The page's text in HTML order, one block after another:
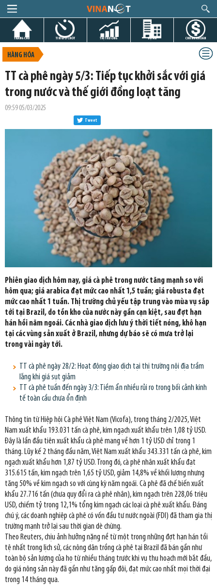
TRANG CHỦ TIN GIỜ CHÓT THỊ TRƯỜNG DỰ ÁN CHỨNG KHOÁN
HÀNG HÓA
TT cà phê ngày 5/3: Tiếp tục khởi sắc với giá
trong nước và thế giới đồng loạt tăng
09:59 05/03/2025
Tweet
Phiên giao dịch hôm nay, giá cà phê trong nước tăng mạnh so với
hôm qua; giá arabica đạt mức cao nhất 1,5 tuần; giá robusta đạt
mức cao nhất 1 tuần. Thị trường chủ yếu tập trung vào mùa vụ sắp
tới tại Brazil, do tồn kho của nước này gần cạn kiệt, sau đợt hạn
hán hồi năm ngoái. Các nhà giao dịch lưu ý thời tiết nóng, khô hạn
tại các vùng sản xuất ở Brazil, nhưng dự báo sẽ có mưa trở lại
trong vài ngày tới.
TT cà phê ngày 28/2: Hoạt động giao dịch tại thị trường nội địa trầm
lắng khi giá sụt giảm
TT cà phê tuần đến ngày 3/3: Tiềm ẩn nhiều rủi ro trong bối cảnh kinh
tế toàn cầu chưa ổn định
Thông tin từ Hiệp hội Cà phê Việt Nam (Vicofa), trong tháng 2/2025, Việt
Nam xuất khẩu 193.031 tấn cà phê, kim ngạch xuất khẩu trên 1,08 tỷ USD.
Đây là lần đầu tiên xuất khẩu cà phê mang về hơn 1 tỷ USD chỉ trong 1
tháng. Lũy kế 2 tháng đầu năm, Việt Nam xuất khẩu 343.331 tấn cà phê, kim
ngạch xuất khẩu hơn 1,87 tỷ USD. Trong đó, cà phê nhân xuất khẩu đạt
315.615 tấn, kim ngạch trên 1,65 tỷ USD, giảm 14,8% về khối lượng nhưng
tăng 50% về kim ngạch so với cùng kỳ năm ngoái. Cà phê đã chế biến xuất
khẩu 27.716 tấn (chưa quy đổi ra cà phê nhân), kim ngạch trên 228,06 triệu
USD, chiếm tỷ trọng 12,1% tổng kim ngạch các loại cà phê xuất khẩu. Đáng
chú ý, các doanh nghiệp cà phê có vốn đầu tư nước ngoài (FDI) đã tham gia thị
trường mạnh trở lại sau thời gian dè chừng.
Theo Reuters, chịu ảnh hưởng nặng nề từ một trong những đợt hạn hán tồi
tệ nhất trong lịch sử, các nông dân trồng cà phê tại Brazil đã bán gần như
toàn bộ sản lượng của họ từ nhiều tháng trước khi vụ thu hoạch mới bắt đầu,
do giá nông sản này đã gần như tăng gấp đôi, đạt mức cao nhất mọi thời đại
trong 14 tháng qua.